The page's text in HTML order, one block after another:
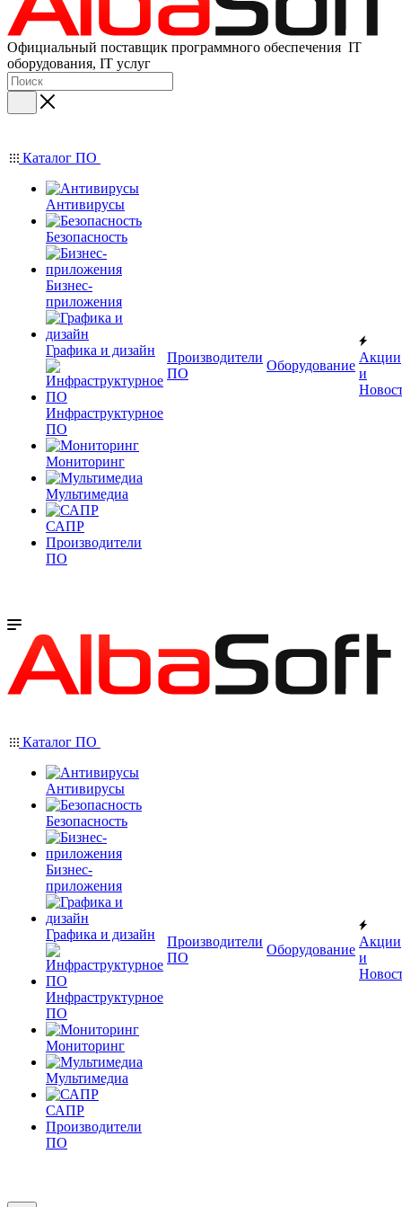
Официальный поставщик программного обеспечения IT
оборудования, IT услуг
Каталог ПО
Антивирусы
Безопасность
Бизнес-
приложения
Графика и дизайн
Инфраструктурное
ПО
Мониторинг
Мультимедиа
САПР
Производители
ПО
Производители
ПО
Оборудование
Акции
и
Каталог ПО
Антивирусы
Безопасность
Бизнес-
приложения
Графика и дизайн
Инфраструктурное
ПО
Мониторинг
Мультимедиа
САПР
Производители
ПО
Производители
ПО
Оборудование
Акции
и